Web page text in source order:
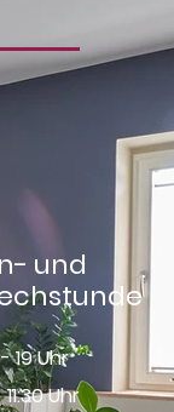
und
Uhr
Uhr